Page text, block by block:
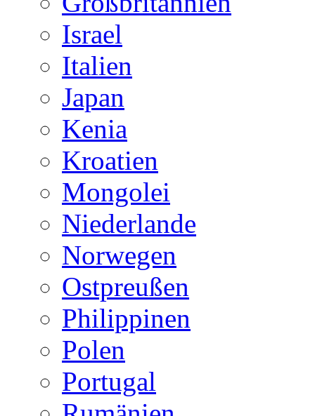
Israel
Italien
Japan
Kenia
Kroatien
Mongolei
Niederlande
Norwegen
Ostpreußen
Philippinen
Polen
Portugal